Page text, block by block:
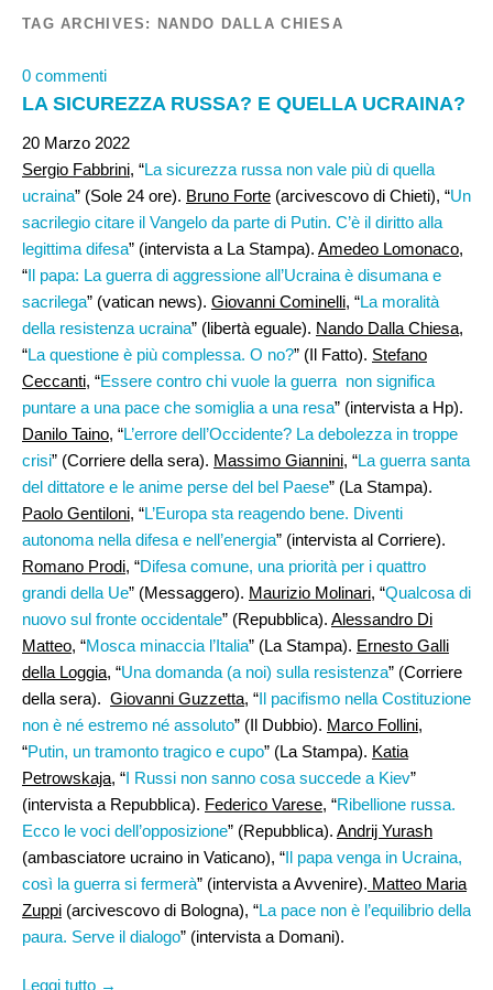
TAG ARCHIVES: NANDO DALLA CHIESA
0 commenti
LA SICUREZZA RUSSA? E QUELLA UCRAINA?
20 Marzo 2022
Sergio Fabbrini, “La sicurezza russa non vale più di quella
ucraina” (Sole 24 ore). Bruno Forte (arcivescovo di Chieti), “Un
sacrilegio citare il Vangelo da parte di Putin. C’è il diritto alla
legittima difesa” (intervista a La Stampa). Amedeo Lomonaco,
“Il papa: La guerra di aggressione all’Ucraina è disumana e
sacrilega” (vatican news). Giovanni Cominelli, “La moralità
della resistenza ucraina” (libertà eguale). Nando Dalla Chiesa,
“La questione è più complessa. O no?” (Il Fatto). Stefano
Ceccanti, “Essere contro chi vuole la guerra non significa
puntare a una pace che somiglia a una resa” (intervista a Hp).
Danilo Taino, “L’errore dell’Occidente? La debolezza in troppe
crisi” (Corriere della sera). Massimo Giannini, “La guerra santa
del dittatore e le anime perse del bel Paese” (La Stampa).
Paolo Gentiloni, “L’Europa sta reagendo bene. Diventi
autonoma nella difesa e nell’energia” (intervista al Corriere).
Romano Prodi, “Difesa comune, una priorità per i quattro
grandi della Ue” (Messaggero). Maurizio Molinari, “Qualcosa di
nuovo sul fronte occidentale” (Repubblica). Alessandro Di
Matteo, “Mosca minaccia l’Italia” (La Stampa). Ernesto Galli
della Loggia, “Una domanda (a noi) sulla resistenza” (Corriere
della sera). Giovanni Guzzetta, “Il pacifismo nella Costituzione
non è né estremo né assoluto” (Il Dubbio). Marco Follini,
“Putin, un tramonto tragico e cupo” (La Stampa). Katia
Petrowskaja, “I Russi non sanno cosa succede a Kiev”
(intervista a Repubblica). Federico Varese, “Ribellione russa.
Ecco le voci dell’opposizione” (Repubblica). Andrij Yurash
(ambasciatore ucraino in Vaticano), “Il papa venga in Ucraina,
così la guerra si fermerà” (intervista a Avvenire). Matteo Maria
Zuppi (arcivescovo di Bologna), “La pace non è l’equilibrio della
paura. Serve il dialogo” (intervista a Domani).
Leggi tutto →